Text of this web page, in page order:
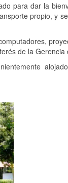
para dar la
propio, y
de la Gerencia